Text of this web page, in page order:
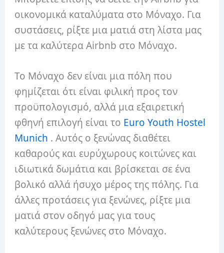
οικονομικά καταλύματα στο Μόναχο. Για
συστάσεις, ρίξτε μια ματιά στη λίστα μας
με τα καλύτερα Airbnb στο Μόναχο.
Το Μόναχο δεν είναι μια πόλη που
φημίζεται ότι είναι φιλική προς τον
προϋπολογισμό, αλλά μια εξαιρετική
φθηνή επιλογή είναι το Euro Youth Hostel
Munich . Αυτός ο ξενώνας διαθέτει
καθαρούς και ευρύχωρους κοιτώνες και
ιδιωτικά δωμάτια και βρίσκεται σε ένα
βολικό αλλά ήσυχο μέρος της πόλης. Για
άλλες προτάσεις για ξενώνες, ρίξτε μια
ματιά στον οδηγό μας για τους
καλύτερους ξενώνες στο Μόναχο.